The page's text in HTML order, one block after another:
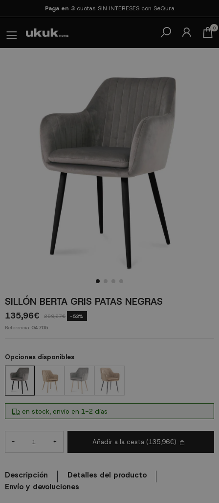
Paga en 3cuotas SIN INTERESES con SeQura
0
SILLÓN BERTA GRIS PATAS NEGRAS
135,96€ 289,27€ -53%
Referencia 04705
Opciones disponibles
en stock, envío en 1-2 días
- + Añadir a la cesta (135,96€)
Descripción
Detalles del producto
Envío y devoluciones